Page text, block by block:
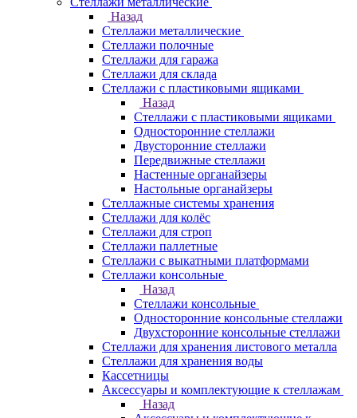
Назад
Стеллажи металлические
Стеллажи полочные
Стеллажи для гаража
Стеллажи для склада
Стеллажи с пластиковыми ящиками
Назад
Стеллажи с пластиковыми ящиками
Односторонние стеллажи
Двусторонние стеллажи
Передвижные стеллажи
Настенные органайзеры
Настольные органайзеры
Стеллажные системы хранения
Стеллажи для колёс
Стеллажи для строп
Стеллажи паллетные
Стеллажи с выкатными платформами
Стеллажи консольные
Назад
Стеллажи консольные
Односторонние консольные стеллажи
Двухсторонние консольные стеллажи
Стеллажи для хранения листового металла
Стеллажи для хранения воды
Кассетницы
Аксесcуары и комплектующие к стеллажам
Назад